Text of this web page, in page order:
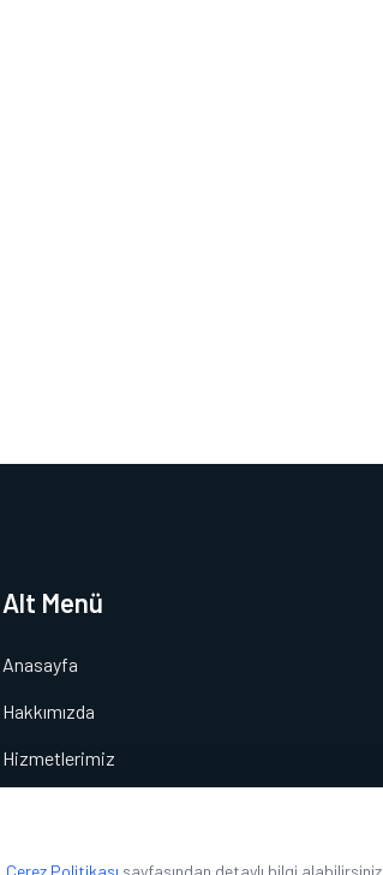
Alt Menü
Anasayfa
Hakkımızda
Hizmetlerimiz
Çerez Politikası sayfasından detaylı bilgi alabilirsiniz.